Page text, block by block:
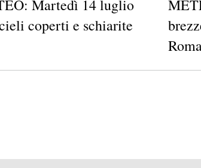
Martedì 14 luglio
coperti e schiarite